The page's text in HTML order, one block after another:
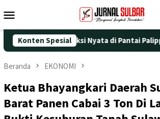
ke
Mobile
Konten Spesial
dengan Aksi Nyata di Pantai Palippis:
Beranda EKONOMI
Ketua Bhayangkari Daerah
Barat Panen Cabai 3 Ton Di